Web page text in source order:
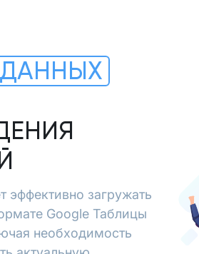
эффективно загружать
Google Таблицы
необходимость